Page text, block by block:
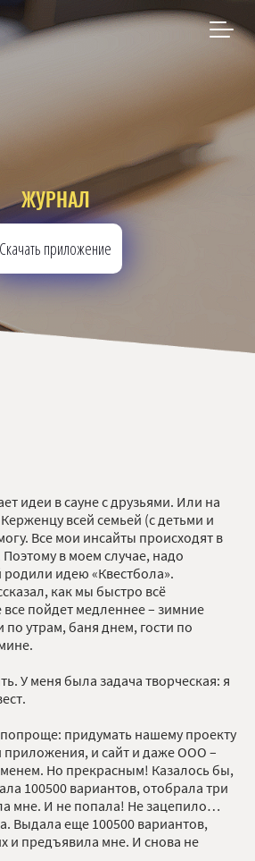
ЖУРНАЛ
Скачать приложение
идеи в сауне с друзьями. Или на
всей семьей (с детьми и
Все мои инсайты происходят в
в моем случае, надо
идею «Квестбола».
как мы быстро всё
пойдет медленнее – зимние
утрам, баня днем, гости по
У меня была задача творческая: я
придумать нашему проекту
приложения, и сайт и даже ООО –
Но прекрасным! Казалось бы,
100500 вариантов, отобрала три
мне. И не попала! Не зацепило…
Выдала еще 100500 вариантов,
и предъявила мне. И снова не